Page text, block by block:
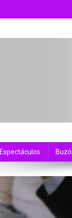
Espectáculos